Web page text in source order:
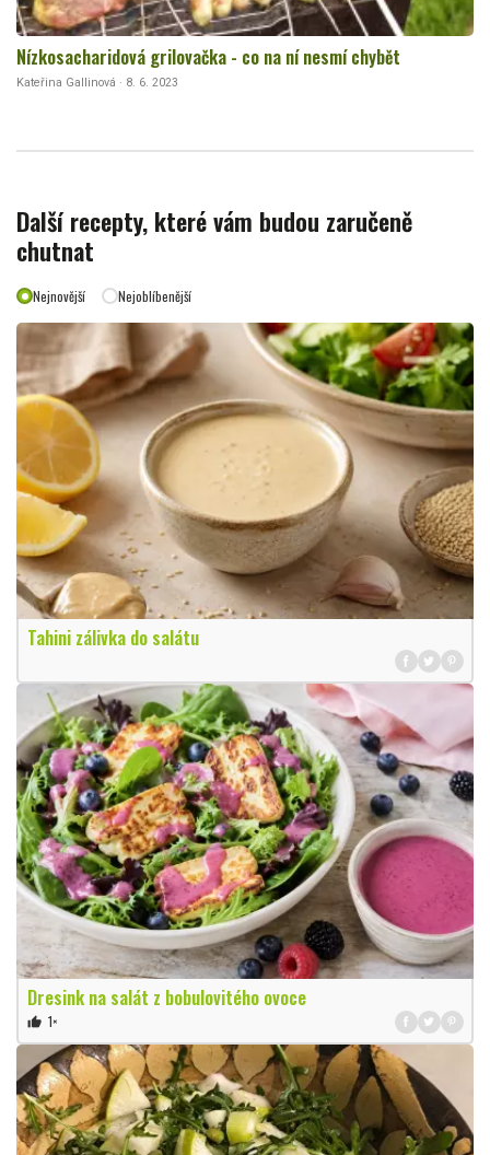
Nízkosacharidová grilovačka - co na ní nesmí chybět
Kateřina Gallinová · 8. 6. 2023
Další recepty, které vám budou zaručeně
chutnat
Nejnovější Nejoblíbenější
Tahini zálivka do salátu
Dresink na salát z bobulovitého ovoce
thumb_up 1×